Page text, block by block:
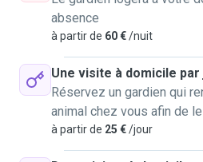
absence
à partir de 60 €/nuit
Une visite à domicile par
Réservez un gardien qui
animal chez vous afin de
à partir de 25 €/jour